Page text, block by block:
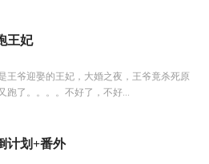
王妃
王爷迎娶的王妃，大婚之夜，王爷竟杀死原
跑了。。。。不好了，不好...
计划+番外